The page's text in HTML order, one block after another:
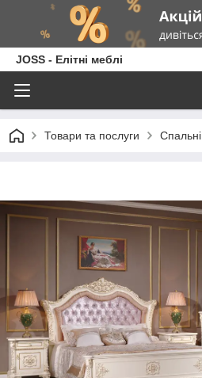
JOSS - Елітні меблі
Товари та послуги Спальні